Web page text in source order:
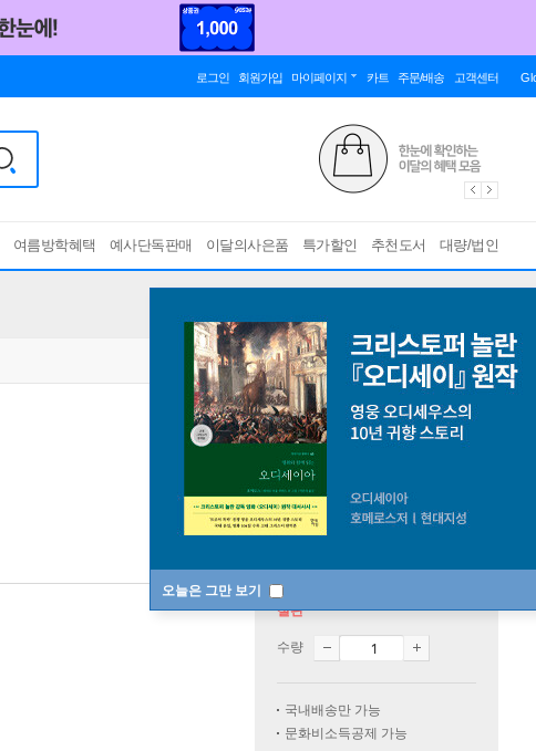
로그인 회원가입 마이페이지 카트 주문/배송 고객센터
여름방학혜택 예사단독판매 이달의사은품 특가할인 추천도서 대량/법인
오늘은 그만 보기
절판
수량
국내배송만 가능
문화비소득공제 가능